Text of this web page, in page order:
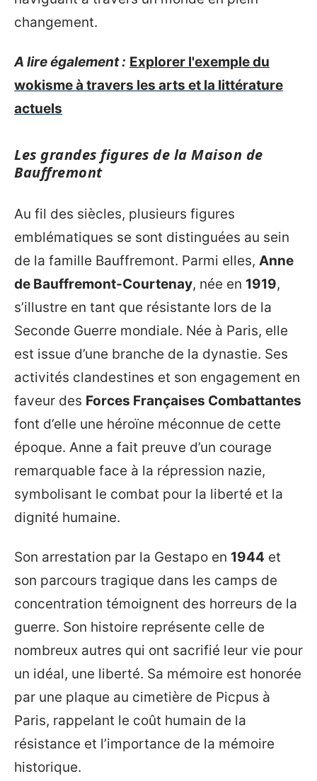
changement.
A lire également : Explorer l'exemple du
wokisme à travers les arts et la littérature
actuels
Les grandes figures de la Maison de
Bauffremont
Au fil des siècles, plusieurs figures
emblématiques se sont distinguées au sein
de la famille Bauffremont. Parmi elles, Anne
de Bauffremont-Courtenay, née en 1919,
s’illustre en tant que résistante lors de la
Seconde Guerre mondiale. Née à Paris, elle
est issue d’une branche de la dynastie. Ses
activités clandestines et son engagement en
faveur des Forces Françaises Combattantes
font d’elle une héroïne méconnue de cette
époque. Anne a fait preuve d’un courage
remarquable face à la répression nazie,
symbolisant le combat pour la liberté et la
dignité humaine.
Son arrestation par la Gestapo en 1944 et
son parcours tragique dans les camps de
concentration témoignent des horreurs de la
guerre. Son histoire représente celle de
nombreux autres qui ont sacrifié leur vie pour
un idéal, une liberté. Sa mémoire est honorée
par une plaque au cimetière de Picpus à
Paris, rappelant le coût humain de la
résistance et l’importance de la mémoire
historique.